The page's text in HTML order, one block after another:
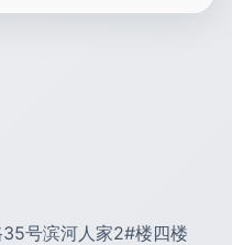
号滨河人家2#楼四楼